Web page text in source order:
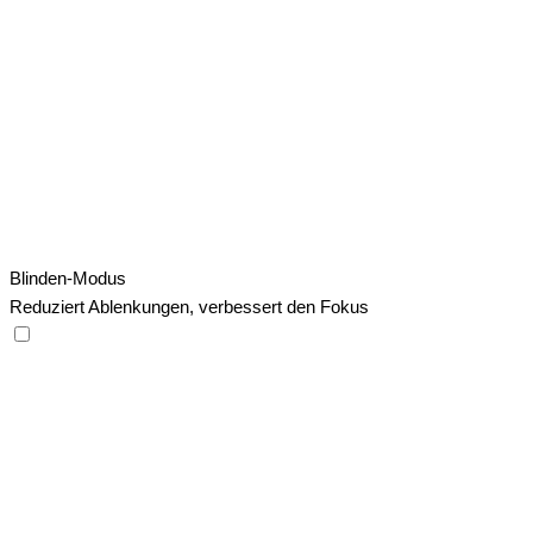
Blinden-Modus
Reduziert Ablenkungen, verbessert den Fokus